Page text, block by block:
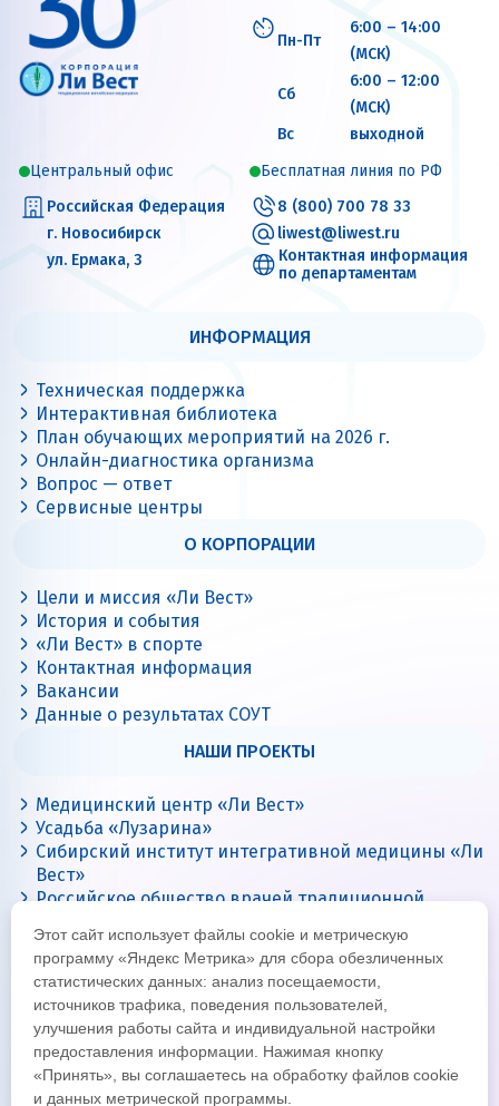
Пн-Пт
6:00 – 14:00
(МСК)
Сб
6:00 – 12:00
(МСК)
Вс
выходной
Центральный офис
Российская Федерация
г. Новосибирск
ул. Ермака, 3
Бесплатная линия по РФ
8 (800) 700 78 33
liwest@liwest.ru
Контактная информация
по департаментам
ИНФОРМАЦИЯ
Техническая поддержка
Интерактивная библиотека
План обучающих мероприятий на 2026 г.
Онлайн-диагностика организма
Вопрос — ответ
Сервисные центры
О КОРПОРАЦИИ
Цели и миссия «Ли Вест»
История и события
«Ли Вест» в спорте
Контактная информация
Вакансии
Данные о результатах СОУТ
НАШИ ПРОЕКТЫ
Медицинский центр «Ли Вест»
Усадьба «Лузарина»
Сибирский институт интегративной медицины «Ли
Вест»
Российское общество врачей традиционной
Цигун с Ли Вест
Этот сайт использует файлы cookie и метрическую
программу «Яндекс Метрика» для сбора обезличенных
статистических данных: анализ посещаемости,
источников трафика, поведения пользователей,
улучшения работы сайта и индивидуальной настройки
предоставления информации. Нажимая кнопку
«Принять», вы соглашаетесь на обработку файлов cookie
и данных метрической программы.